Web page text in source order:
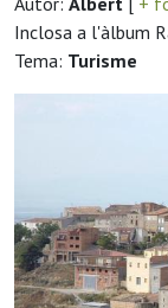
Inclosa a l'àlbum
Tema: Turisme